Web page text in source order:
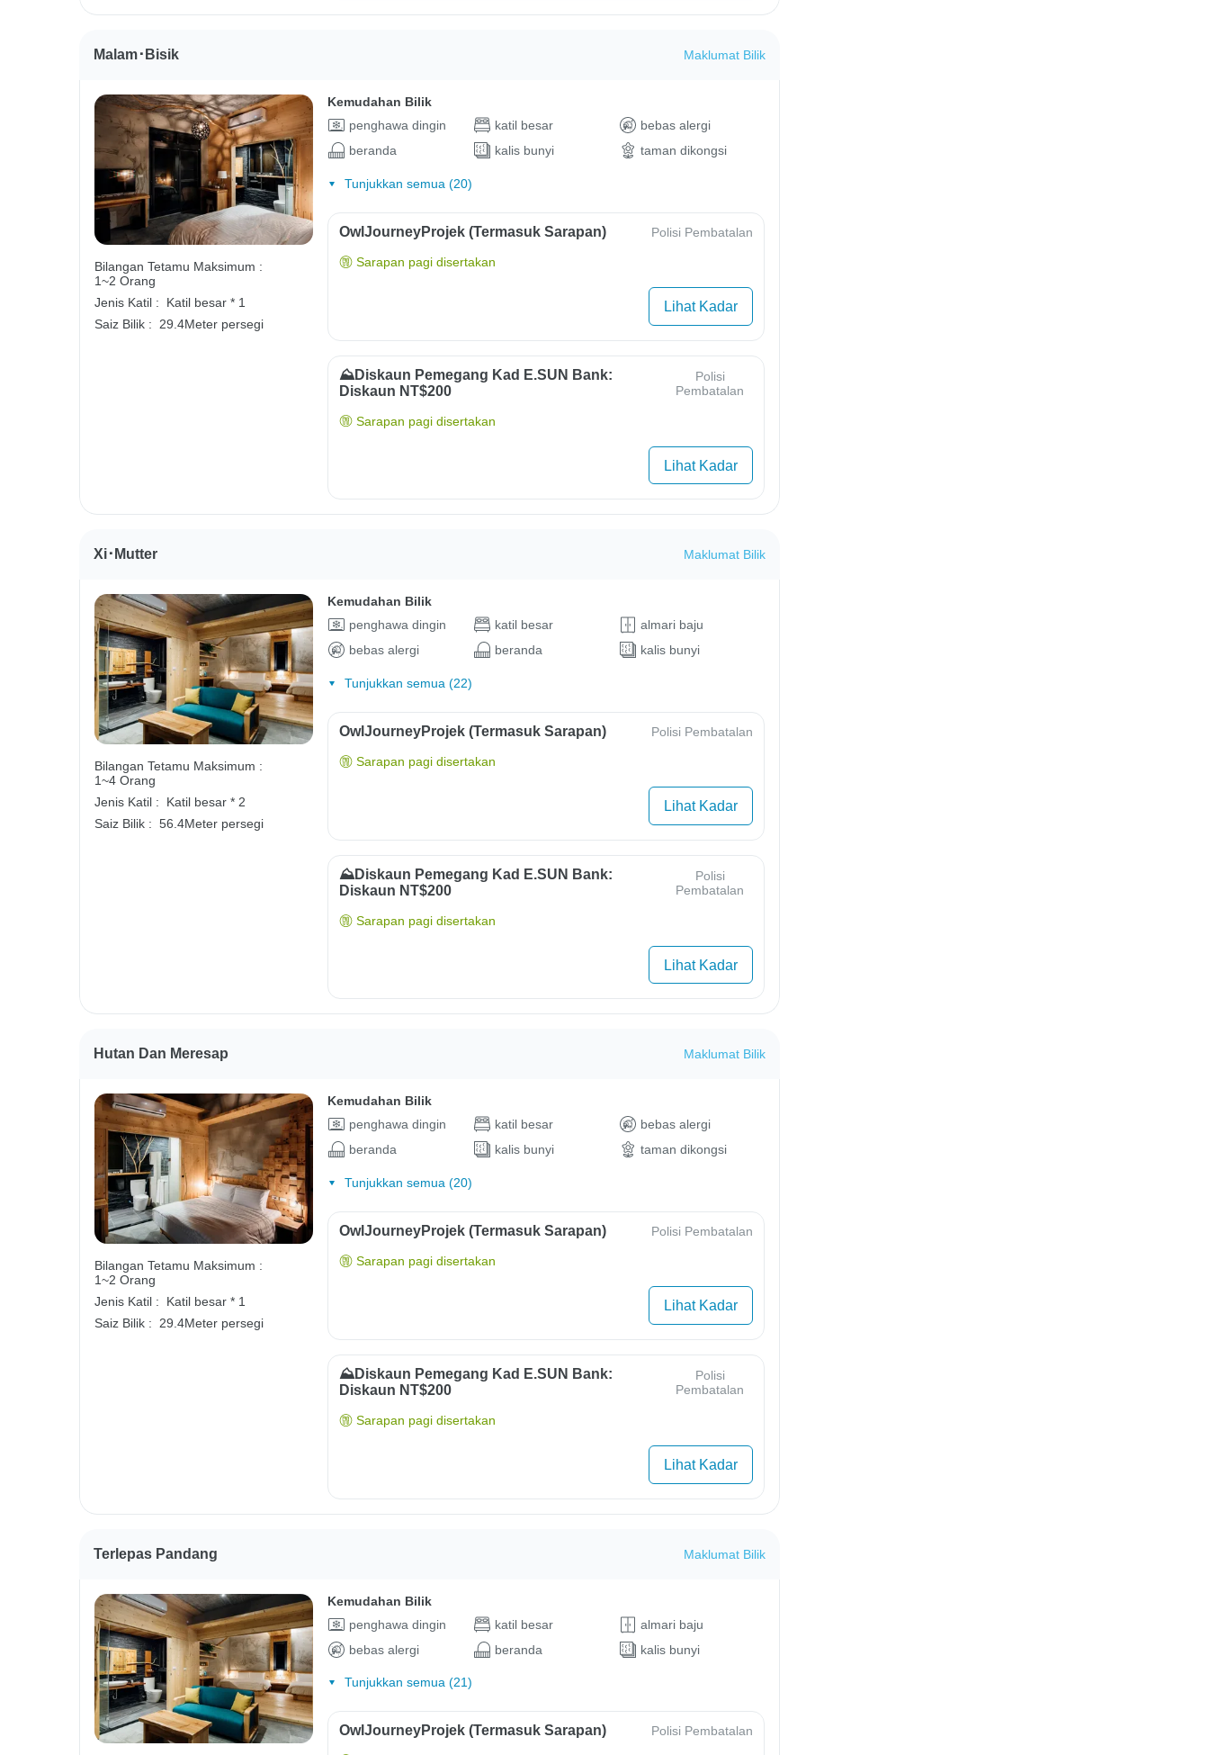
Malam･Bisik Maklumat Bilik
Bilangan Tetamu Maksimum :
1~2 Orang
Jenis Katil :
Katil besar * 1
Saiz Bilik :
29.4Meter persegi
Kemudahan Bilik
penghawa dingin
katil besar
bebas alergi
beranda
kalis bunyi taman dikongsi
Tunjukkan semua (20)
OwlJourneyProjek (Termasuk Sarapan) Polisi Pembatalan
Sarapan pagi disertakan
Lihat Kadar
⛰️Diskaun Pemegang Kad E.SUN Bank:
Diskaun NT$200
Polisi
Pembatalan
Sarapan pagi disertakan
Lihat Kadar
Xi･Mutter Maklumat Bilik
Bilangan Tetamu Maksimum :
1~4 Orang
Jenis Katil :
Katil besar * 2
Saiz Bilik : 56.4Meter persegi
Kemudahan Bilik
penghawa dingin
katil besar
almari baju
bebas alergi
beranda kalis bunyi
Tunjukkan semua (22)
OwlJourneyProjek (Termasuk Sarapan) Polisi Pembatalan
Sarapan pagi disertakan
Lihat Kadar
⛰️Diskaun Pemegang Kad E.SUN Bank:
Diskaun NT$200
Polisi
Pembatalan
Sarapan pagi disertakan
Lihat Kadar
Hutan Dan Meresap Maklumat Bilik
Bilangan Tetamu Maksimum :
1~2 Orang
Jenis Katil :
Katil besar * 1
Saiz Bilik :
29.4Meter persegi
Kemudahan Bilik
penghawa dingin
katil besar
bebas alergi
beranda
kalis bunyi taman dikongsi
Tunjukkan semua (20)
OwlJourneyProjek (Termasuk Sarapan) Polisi Pembatalan
Sarapan pagi disertakan
Lihat Kadar
⛰️Diskaun Pemegang Kad E.SUN Bank:
Diskaun NT$200
Polisi
Pembatalan
Sarapan pagi disertakan
Lihat Kadar
Terlepas Pandang Maklumat Bilik
Kemudahan Bilik
penghawa dingin
katil besar
almari baju
bebas alergi
beranda kalis bunyi
Tunjukkan semua (21)
OwlJourneyProjek (Termasuk Sarapan) Polisi Pembatalan